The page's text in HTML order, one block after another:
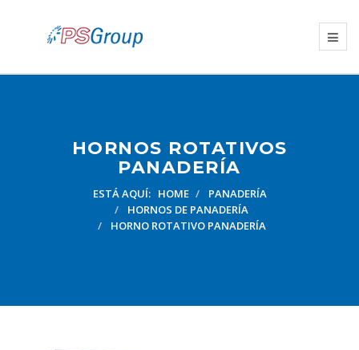
HORNOS ROTATIVOS
PANADERÍA
ESTÁ AQUÍ: HOME
PANADERÍA
HORNOS DE PANADERÍA
HORNO ROTATIVO PANADERÍA